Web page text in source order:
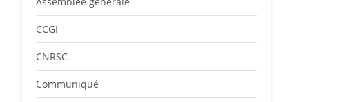
CCGI
CNRSC
Communiqué